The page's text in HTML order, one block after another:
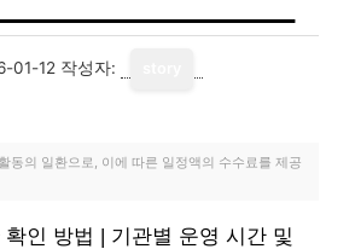
01-12 작성자:
동의 일환으로, 이에 따른 일정액의 수수료를 제공
인 방법 | 기관별 운영 시간 및